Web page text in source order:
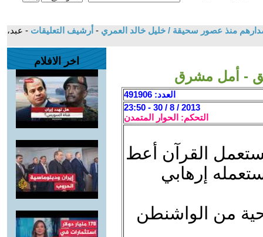
منذ عصور سحيقة / خليل خالد العمري - أرشيف التعليقات - عبد،
- أمل مشرق
العدد: 491906
2013 / 8 / 30 - 23:50
التحكم: الحوار المتمدن
القرآن أعط
إرهابي
من الواشنطن
اخر الافلام